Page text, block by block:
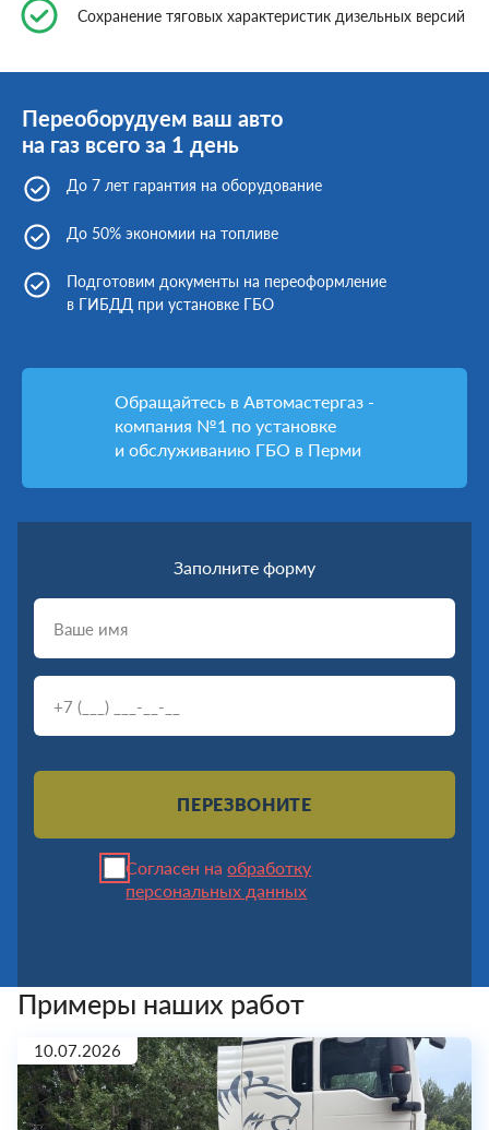
Сохранение тяговых характеристик дизельных версий
Переоборудуем ваш авто
на газ всего за 1 день
До 7 лет гарантия на оборудование
До 50% экономии на топливе
Подготовим документы на переоформление
в ГИБДД при установке ГБО
Обращайтесь в Автомастергаз -
компания №1 по установке
и обслуживанию ГБО в Перми
Заполните форму
ПЕРЕЗВОНИТЕ
Согласен наобработку
персональных данных
Примеры наших работ
10.07.2026